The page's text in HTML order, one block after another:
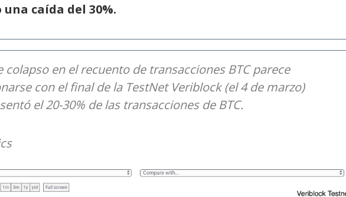
caída del 30%.
colapso en el recuento de transacciones BTC parece
con el final de la TestNet Veriblock (el 4 de marzo)
el 20-30% de las transacciones de BTC.